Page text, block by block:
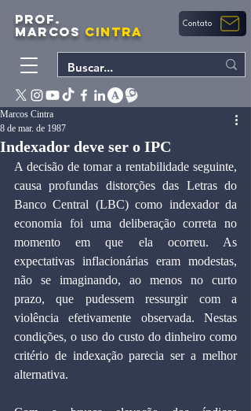
PROF.
MARCOS CINTRA Contato
Indexador deve ser o IPC
Marcos Cintra
8 de mar. de 1987
A decisão de tomar a rentabilidade seguinte,
causa profundas distorções das Letras do
Banco Central (LBC) como indexador da
economia foi uma deliberação correta no
momento em que ela ocorreu. As
expectativas inflacionárias eram modestas,
não se imaginando, ao menos no curto
prazo, que pudessem ressurgir com a
violência efetivamente observada. Nestas
condições, o uso do custo do dinheiro como
critério de indexação parecia ser a melhor
alternativa.